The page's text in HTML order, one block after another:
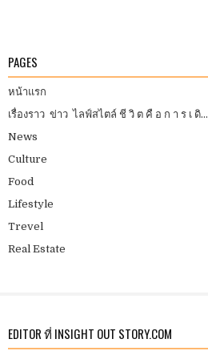
PAGES
หน้าแรก
เรื่องราว ข่าว ไลฟ์สไตล์ ชี วิ ต คื อ ก า ร เ ดิ...
News
Culture
Food
Lifestyle
Trevel
Real Estate
EDITOR ที่ INSIGHT OUT STORY.COM